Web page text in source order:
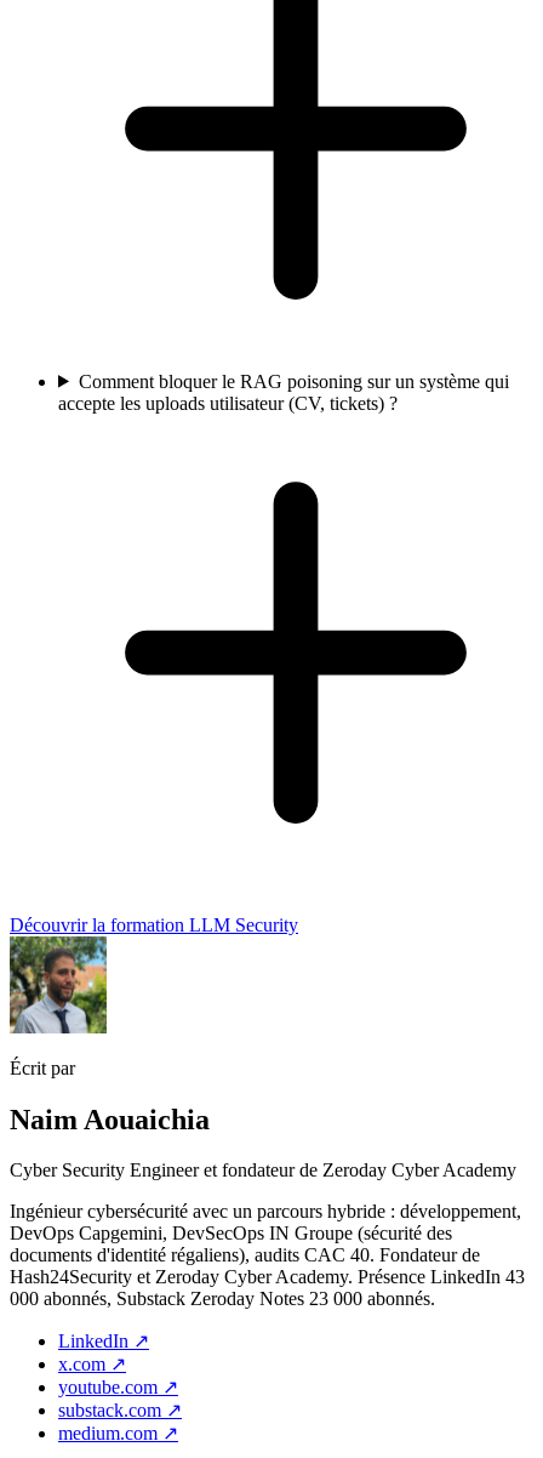
Comment bloquer le RAG poisoning sur un système qui
accepte les uploads utilisateur (CV, tickets) ?
Découvrir la formation LLM Security
Écrit par
Naim Aouaichia
Cyber Security Engineer et fondateur de Zeroday Cyber Academy
Ingénieur cybersécurité avec un parcours hybride : développement,
DevOps Capgemini, DevSecOps IN Groupe (sécurité des
documents d'identité régaliens), audits CAC 40. Fondateur de
Hash24Security et Zeroday Cyber Academy. Présence LinkedIn 43
000 abonnés, Substack Zeroday Notes 23 000 abonnés.
LinkedIn ↗
x.com ↗
youtube.com ↗
substack.com ↗
medium.com ↗